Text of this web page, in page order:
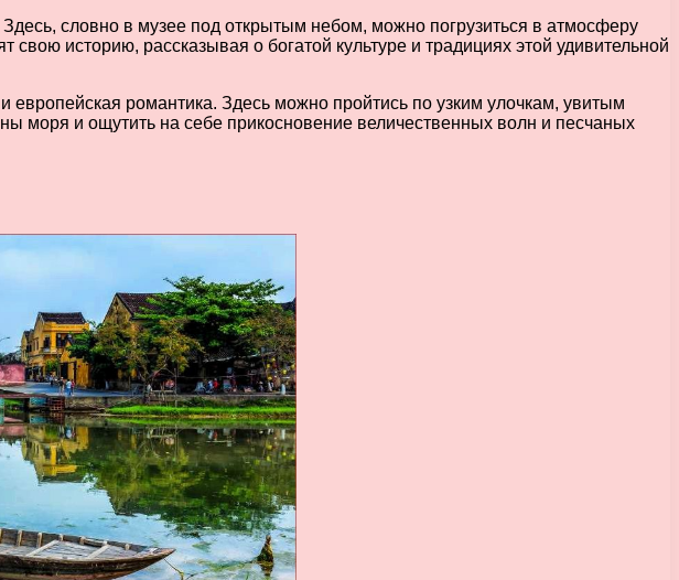
словно в музее под открытым небом, можно погрузиться в атмосферу
историю, рассказывая о богатой культуре и традициях этой удивительной
европейская романтика. Здесь можно пройтись по узким улочкам, увитым
моря и ощутить на себе прикосновение величественных волн и песчаных